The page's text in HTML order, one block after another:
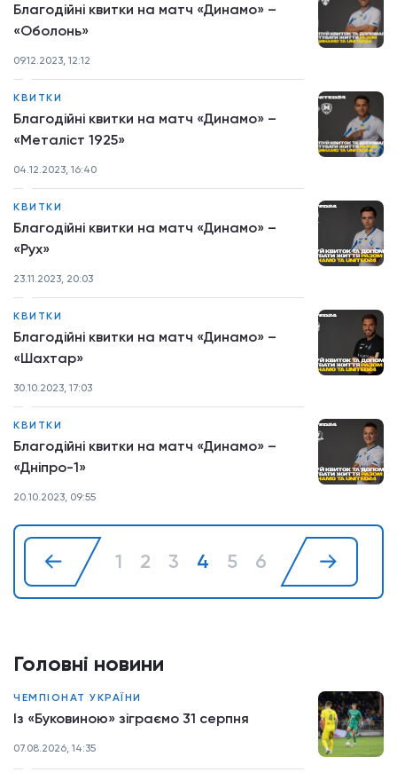
Благодійні квитки на матч «Динамо» –
«Оболонь»
09.12.2023, 12:12
КВИТКИ
Благодійні квитки на матч «Динамо» –
«Металіст 1925»
04.12.2023, 16:40
КВИТКИ
Благодійні квитки на матч «Динамо» –
«Рух»
23.11.2023, 20:03
КВИТКИ
Благодійні квитки на матч «Динамо» –
«Шахтар»
30.10.2023, 17:03
КВИТКИ
Благодійні квитки на матч «Динамо» –
«Дніпро-1»
20.10.2023, 09:55
1 2 3 4 5 6
Головні новини
ЧЕМПІОНАТ УКРАЇНИ
Із «Буковиною» зіграємо 31 серпня
07.08.2026, 14:35